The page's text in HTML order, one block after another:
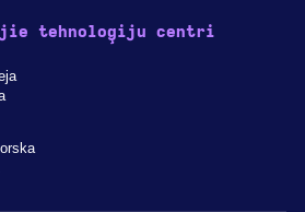
tehnoloģiju centri